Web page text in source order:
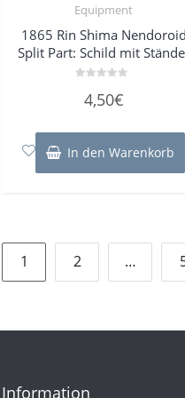
Equipment
1865 Rin Shima Nendoroid
Split Part: Schild mit
mit
5
4,50€
In den Warenkorb
der
Beiträge
1 2 …
Information